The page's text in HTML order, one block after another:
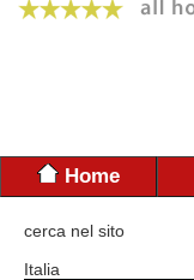
Home
cerca nel sito
Italia